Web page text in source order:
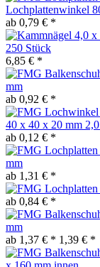
Lochplattenwinkel
ab 0,79 € *
250 Stück
6,85 € *
mm
ab 0,92 € *
40 x 40 x 20 mm
ab 0,12 € *
mm
ab 1,31 € *
ab 0,84 € *
mm
ab 1,37 € * 1,39 € *